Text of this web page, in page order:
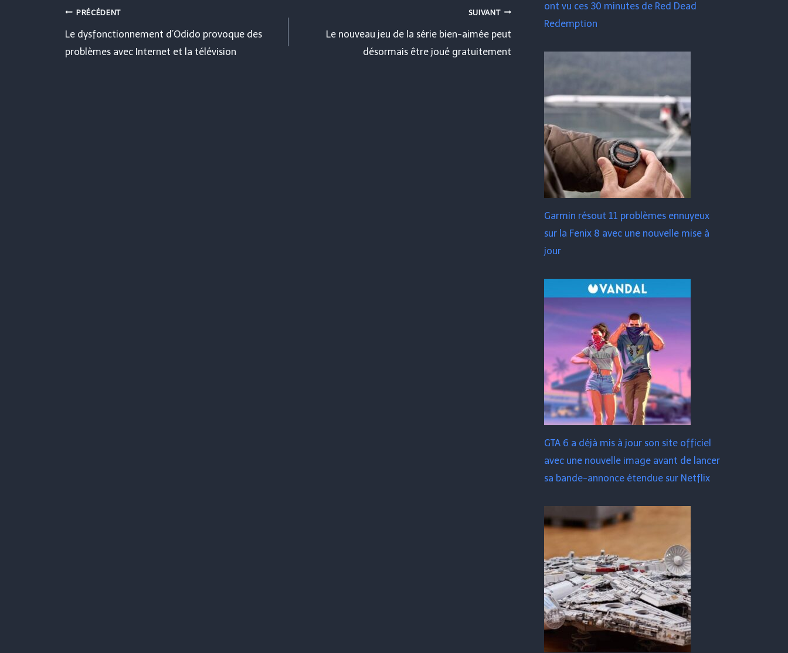
Navigation
de
PRÉCÉDENT
Le dysfonctionnement d’Odido provoque des
problèmes avec Internet et la télévision
SUIVANT
Le nouveau jeu de la série bien-aimée peut
désormais être joué gratuitement
ont vu ces 30 minutes de Red Dead
Redemption
Garmin résout 11 problèmes ennuyeux
sur la Fenix ​​​​8 avec une nouvelle mise à
jour
GTA 6 a déjà mis à jour son site officiel
avec une nouvelle image avant de lancer
sa bande-annonce étendue sur Netflix